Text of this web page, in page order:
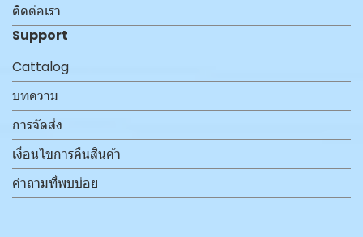
ติดต่อเรา
Support
Cattalog
บทความ
การจัดส่ง
เงื่อนไขการคืนสินค้า
คำถามที่พบบ่อย